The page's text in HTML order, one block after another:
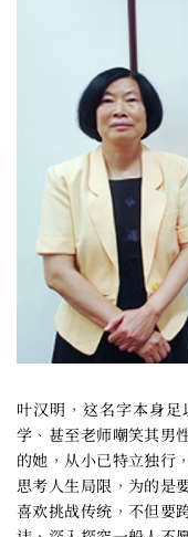
叶汉明，这名字本身
学、甚至老师嘲笑其男
的她，从小已特立独行
思考人生局限，为的是
喜欢挑战传统，不但要